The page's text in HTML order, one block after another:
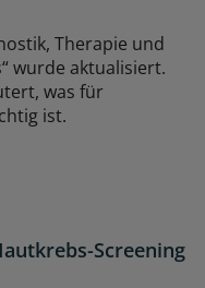
Therapie und
wurde aktualisiert.
was für
ist.
Screening